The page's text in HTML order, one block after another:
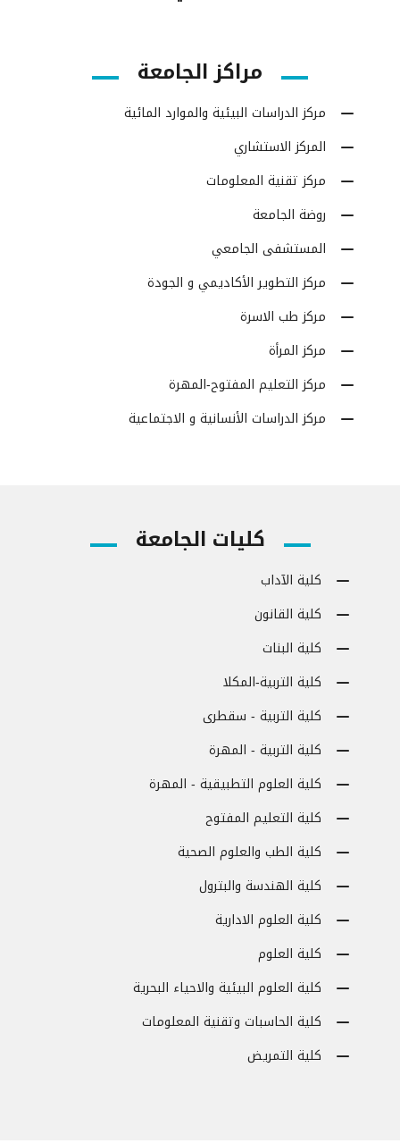
مراكز الجامعة
مركز الدراسات البيئية والموارد المائية
المركز الاستشاري
مركز تقنية المعلومات
روضة الجامعة
المستشفى الجامعي
مركز التطوير الأكاديمي و الجودة
مركز طب الاسرة
مركز المرأة
مركز التعليم المفتوح-المهرة
مركز الدراسات الأنسانية و الاجتماعية
كليات الجامعة
كلية الآداب
كلية القانون
كلية البنات
كلية التربية-المكلا
كلية التربية - سقطرى
كلية التربية - المهرة
كلية العلوم التطبيقية - المهرة
كلية التعليم المفتوح
كلية الطب والعلوم الصحية
كلية الهندسة والبترول
كلية العلوم الادارية
كلية العلوم
كلية العلوم البيئية والاحياء البحرية
كلية الحاسبات وتقنية المعلومات
كلية التمريض